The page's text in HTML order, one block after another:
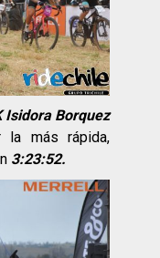
Isidora Borquez
más rápida,
3:23:52.